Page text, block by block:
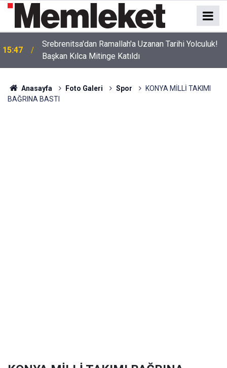
15:47
Srebrenitsa'dan Ramallah'a Uzanan Tarihi Yolculuk!
Başkan Kılca Mitinge Katıldı
15:38
Ekmek Temasıyla Yola Çıkan Dev Etkinlik Başlıyor:
4. Konya GastroFest İçin Geri Sayım!
Anasayfa Foto Galeri Spor
KONYA MİLLİ TAKIMI
BAĞRINA BASTI